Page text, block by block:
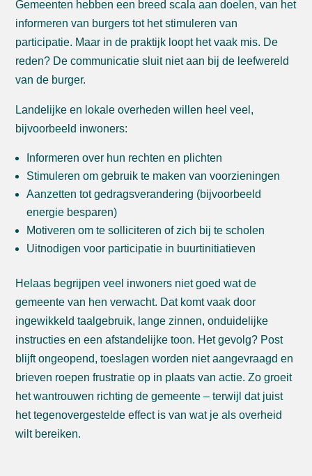
Gemeenten hebben een breed scala aan doelen, van het
informeren van burgers tot het stimuleren van
participatie. Maar in de praktijk loopt het vaak mis. De
reden? De communicatie sluit niet aan bij de leefwereld
van de burger.
Landelijke en lokale overheden willen heel veel,
bijvoorbeeld inwoners:
Informeren over hun rechten en plichten
Stimuleren om gebruik te maken van voorzieningen
Aanzetten tot gedragsverandering (bijvoorbeeld
energie besparen)
Motiveren om te solliciteren of zich bij te scholen
Uitnodigen voor participatie in buurtinitiatieven
Helaas begrijpen veel inwoners niet goed wat de
gemeente van hen verwacht. Dat komt vaak door
ingewikkeld taalgebruik, lange zinnen, onduidelijke
instructies en een afstandelijke toon. Het gevolg? Post
blijft ongeopend, toeslagen worden niet aangevraagd en
brieven roepen frustratie op in plaats van actie. Zo groeit
het wantrouwen richting de gemeente – terwijl dat juist
het tegenovergestelde effect is van wat je als overheid
wilt bereiken.